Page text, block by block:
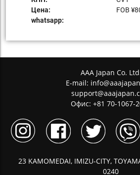
Цена:
FOB
whatsapp:
AAA Japan Co.
E-mail:
Офис: +81 70-1067-
23 KAMOMEDAI, IMIZU-CITY,
0240